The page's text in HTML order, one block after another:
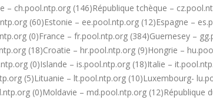
– ch.pool.ntp.org (146)République tchèque –
(60)Estonie – ee.pool.ntp.org (12)Espagne –
(0)France – fr.pool.ntp.org (384)Guernesey –
(18)Croatie – hr.pool.ntp.org (9)Hongrie –
(0)Islande – is.pool.ntp.org (18)Italie –
(5)Lituanie – lt.pool.ntp.org (10)Luxembourg-
(0)Moldavie – md.pool.ntp.org